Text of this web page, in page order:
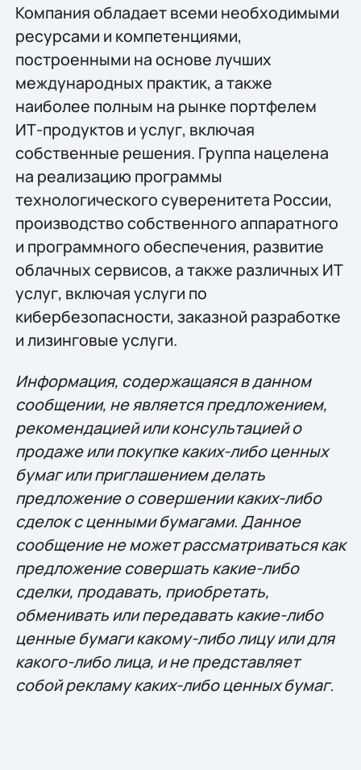
Компания обладает всеми необходимыми
ресурсами и компетенциями,
построенными на основе лучших
международных практик, а также
наиболее полным на рынке портфелем
ИТ-продуктов и услуг, включая
собственные решения. Группа нацелена
на реализацию программы
технологического суверенитета России,
производство собственного аппаратного
и программного обеспечения, развитие
облачных сервисов, а также различных ИТ
услуг, включая услуги по
кибербезопасности, заказной разработке
и лизинговые услуги.
Информация, содержащаяся в данном
сообщении, не является предложением,
рекомендацией или консультацией о
продаже или покупке каких-либо ценных
бумаг или приглашением делать
предложение о совершении каких-либо
сделок с ценными бумагами. Данное
сообщение не может рассматриваться как
предложение совершать какие-либо
сделки, продавать, приобретать,
обменивать или передавать какие-либо
ценные бумаги какому-либо лицу или для
какого-либо лица, и не представляет
собой рекламу каких-либо ценных бумаг.